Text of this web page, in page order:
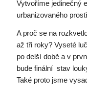
Vytvoříme jedinečný
urbanizovaného
A proč se na
až tři roky? Vyseté
po delší době a v
bude finální stav
Také proto jsme